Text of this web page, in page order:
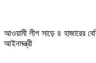
আওয়ামী লীগ সাড়ে ৪ হাজারের
আইনমন্ত্রী